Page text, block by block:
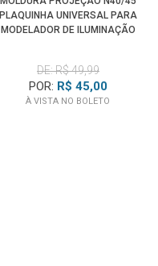
PLAQUINHA UNIVERSAL PARA
MODELADOR DE ILUMINAÇÃO
DE: R$ 49,99
POR: R$ 45,00
À VISTA NO BOLETO